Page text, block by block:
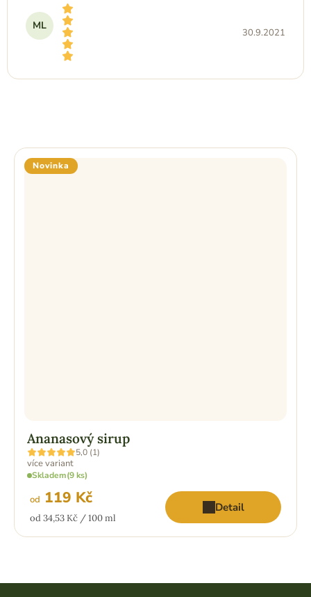
Novinka
Ananasový sirup
Průměrné
hodnocení
produktu
je
z
hvězdiček.
5,0 (1)
více variant
Skladem(9 ks)
od 119 Kč
Měrná
od 34,53 Kč / 100 ml
Detail
ML
30.9.2021